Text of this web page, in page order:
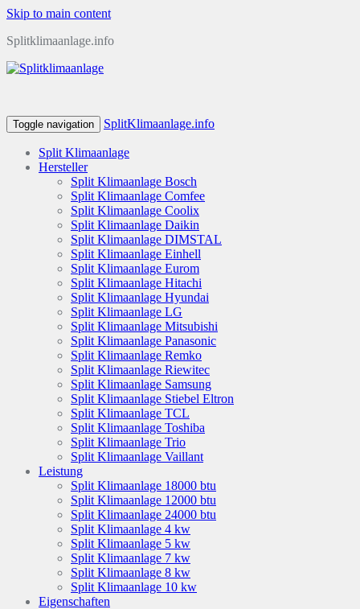
Skip to main content
Splitklimaanlage.info
Toggle navigation SplitKlimaanlage.info
Split Klimaanlage
Hersteller
Split Klimaanlage Bosch
Split Klimaanlage Comfee
Split Klimaanlage Coolix
Split Klimaanlage Daikin
Split Klimaanlage DIMSTAL
Split Klimaanlage Einhell
Split Klimaanlage Eurom
Split Klimaanlage Hitachi
Split Klimaanlage Hyundai
Split Klimaanlage LG
Split Klimaanlage Mitsubishi
Split Klimaanlage Panasonic
Split Klimaanlage Remko
Split Klimaanlage Riewitec
Split Klimaanlage Samsung
Split Klimaanlage Stiebel Eltron
Split Klimaanlage TCL
Split Klimaanlage Toshiba
Split Klimaanlage Trio
Split Klimaanlage Vaillant
Leistung
Split Klimaanlage 18000 btu
Split Klimaanlage 12000 btu
Split Klimaanlage 24000 btu
Split Klimaanlage 4 kw
Split Klimaanlage 5 kw
Split Klimaanlage 7 kw
Split Klimaanlage 8 kw
Split Klimaanlage 10 kw
Eigenschaften